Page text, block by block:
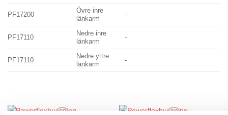
PF17200
Övre inre
länkarm
-
PF17110
Nedre inre
länkarm
-
PF17110
Nedre yttre
länkarm
-